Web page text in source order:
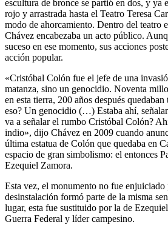
escultura de bronce se partió en dos, y ya
rojo y arrastrada hasta el Teatro Teresa
modo de ahorcamiento. Dentro del teatro
Chávez encabezaba un acto público.
suceso en ese momento, sus acciones
acción popular.
«Cristóbal Colón fue el jefe de una
matanza, sino un genocidio. Noventa
en esta tierra, 200 años después
eso? Un genocidio (…) Estaba ahí,
va a señalar el rumbo Cristóbal Colón?
indio», dijo Chávez en 2009 cuando
última estatua de Colón que quedaba en
espacio de gran simbolismo: el entonces
Ezequiel Zamora.
Esta vez, el monumento no fue enjuiciado
desinstalación formó parte de la misma
lugar, esta fue sustituido por la de
Guerra Federal y líder campesino.